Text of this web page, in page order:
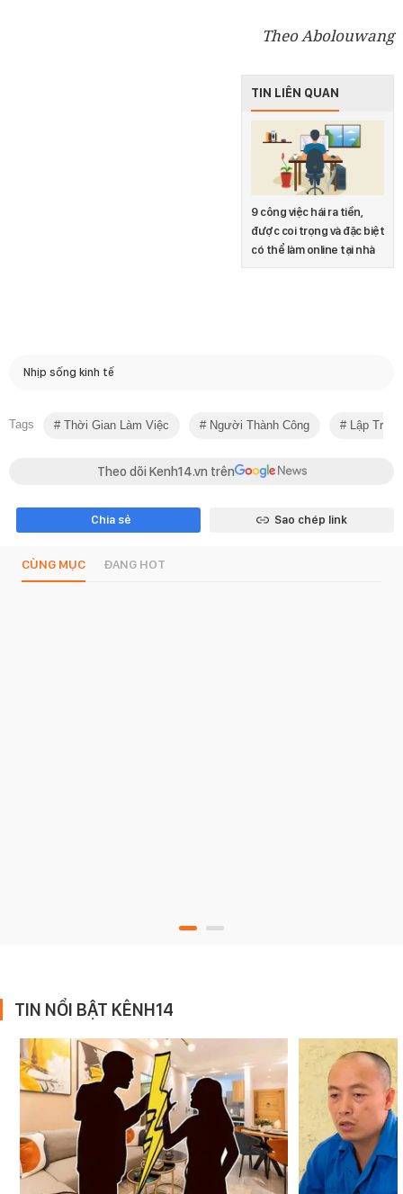
Theo Abolouwang
TIN LIÊN QUAN
9 công việc hái ra tiền,
được coi trọng và đặc biệt
có thể làm online tại nhà
Nhịp sống kinh tế
Tags Thời Gian Làm Việc Người Thành Công Lập Trình
Theo dõi Kenh14.vn trên
Chia sẻ Sao chép link
CÙNG MỤC ĐANG HOT
TIN NỔI BẬT KÊNH14